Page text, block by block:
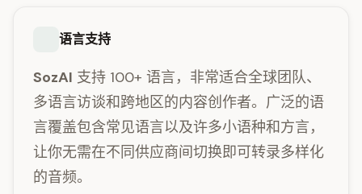
语言支持
SozAI 支持 100+ 语言，非常适合全球团队、
多语言访谈和跨地区的内容创作者。广泛的语
言覆盖包含常见语言以及许多小语种和方言，
让你无需在不同供应商间切换即可转录多样化
的音频。